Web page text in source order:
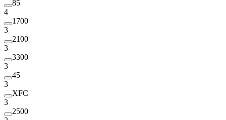
85
4
1700
3
2100
3
3300
3
45
3
XFC
3
2500